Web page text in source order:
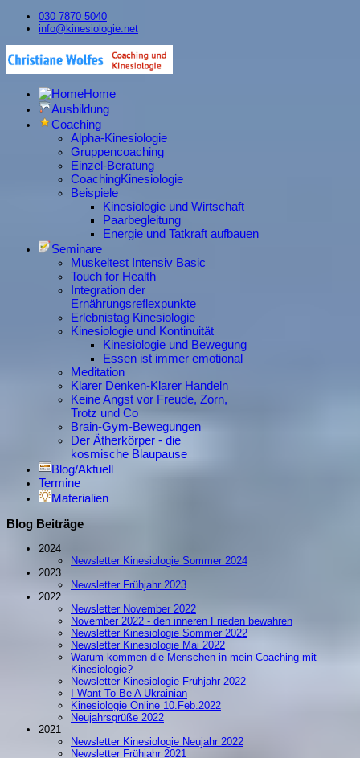
030 7870 5040
info@kinesiologie.net
Home
Ausbildung
Coaching
Alpha-Kinesiologie
Gruppencoaching
Einzel-Beratung
CoachingKinesiologie
Beispiele
Kinesiologie und Wirtschaft
Paarbegleitung
Energie und Tatkraft aufbauen
Seminare
Muskeltest Intensiv Basic
Touch for Health
Integration der
Ernährungsreflexpunkte
Erlebnistag Kinesiologie
Kinesiologie und Kontinuität
Kinesiologie und Bewegung
Essen ist immer emotional
Meditation
Klarer Denken-Klarer Handeln
Keine Angst vor Freude, Zorn,
Trotz und Co
Brain-Gym-Bewegungen
Der Ätherkörper - die
kosmische Blaupause
Blog/Aktuell
Termine
Materialien
Blog Beiträge
2024
Newsletter Kinesiologie Sommer 2024
2023
Newsletter Frühjahr 2023
2022
Newsletter November 2022
November 2022 - den inneren Frieden bewahren
Newsletter Kinesiologie Sommer 2022
Newsletter Kinesiologie Mai 2022
Warum kommen die Menschen in mein Coaching mit
Kinesiologie?
Newsletter Kinesiologie Frühjahr 2022
I Want To Be A Ukrainian
Kinesiologie Online 10.Feb.2022
Neujahrsgrüße 2022
2021
Newsletter Kinesiologie Neujahr 2022
Newsletter Frühjahr 2021